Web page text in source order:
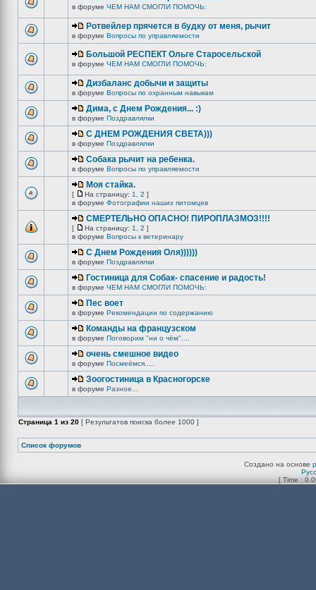
в форуме ЧЕМ НАМ СМОГЛИ ПОМОЧЬ:
Ротвейлер прячется в будку от меня, рычит
в форуме Вопросы по управляемости
Большой РЕСПЕКТ Ольге Старосельской
в форуме ЧЕМ НАМ СМОГЛИ ПОМОЧЬ:
Дизбаланс добычи и защиты
в форуме Вопросы по охранным навыкам
Дима, с Днем Рождения... :)
в форуме Поздравлялки
C ДНЕМ РОЖДЕНИЯ СВЕТА)))
в форуме Поздравлялки
Собака рычит на ребенка.
в форуме Вопросы по управляемости
Моя стайка.
[ На страницу: 1 2 ]
в форуме Фотографии наших питомцев
СМЕРТЕЛЬНО ОПАСНО! ПИРОПЛАЗМОЗ!!!!
[ На страницу: 1 2 ]
в форуме Вопросы к ветеринару
С Днем Рождения Оля))))))
в форуме Поздравлялки
Гостиница для Собак- спасение и радость!
в форуме ЧЕМ НАМ СМОГЛИ ПОМОЧЬ:
Пес воет
в форуме Рекомендации по содержанию
Команды на французском
в форуме Поговорим "ни о чём"....
очень смешное видео
в форуме Посмеёмся.....
Зоогостиница в Красногорске
в форуме Разное...
Страница 1 из 20 [ Результатов поиска более 1000 ]
Список форумов
Создано на основе
[ Time :